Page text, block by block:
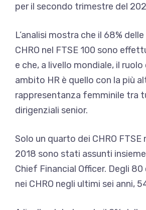
per il secondo trimestre del
L’analisi mostra che il 68%
CHRO nel FTSE 100 sono
e che, a livello mondiale, il
ambito HR è quello con la più
rappresentanza femminile tra
dirigenziali senior.
Solo un quarto dei CHRO FTSE
2018 sono stati assunti insieme
Chief Financial Officer. Degli
nei CHRO negli ultimi sei anni,